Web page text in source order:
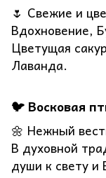
🌷 Свежие и
Вдохновение,
Цветущая
Лаванда.
🐦 Восковая
🌼 Нежный
В духовной
души к свету